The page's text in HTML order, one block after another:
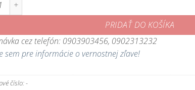
PRIDAŤ DO KOŠÍKA
cez telefón: 0903903456, 0902313232
sem pre informácie o vernostnej zľave!
číslo:-